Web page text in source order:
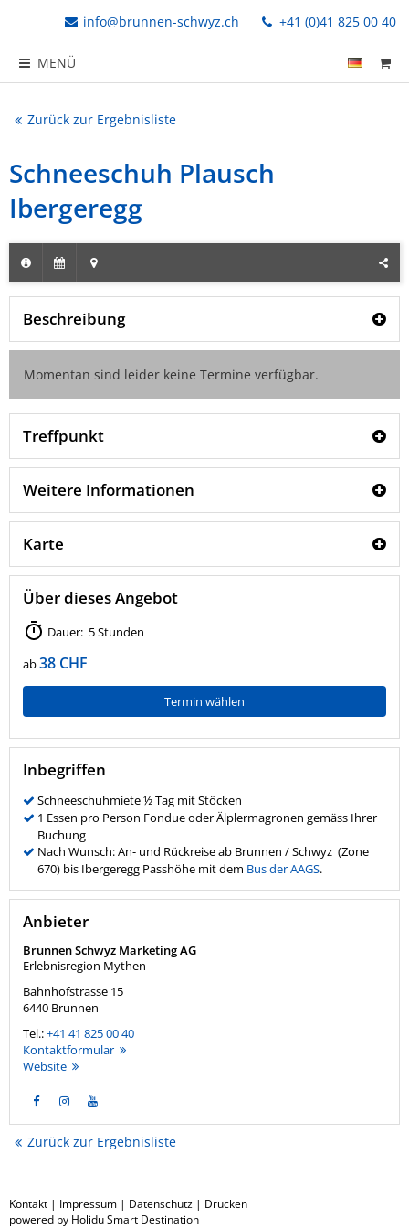
info@brunnen-schwyz.ch +41 (0)41 825 00 40
MENÜ
Zurück zur Ergebnisliste
Schneeschuh Plausch
Ibergeregg
Beschreibung
Momentan sind leider keine Termine verfügbar.
Treffpunkt
Weitere Informationen
Karte
Über dieses Angebot
Dauer: 5 Stunden
ab38 CHF
Termin wählen
Inbegriffen
Schneeschuhmiete ½ Tag mit Stöcken
1 Essen pro Person Fondue oder Älplermagronen gemäss Ihrer
Buchung
Nach Wunsch: An- und Rückreise ab Brunnen / Schwyz (Zone
670) bis Ibergeregg Passhöhe mit dem Bus der AAGS.
Anbieter
Brunnen Schwyz Marketing AG
Erlebnisregion Mythen
Bahnhofstrasse 15
6440 Brunnen
Tel.:+41 41 825 00 40
Kontaktformular
Website
Zurück zur Ergebnisliste
Kontakt | Impressum | Datenschutz | Drucken
powered by Holidu Smart Destination